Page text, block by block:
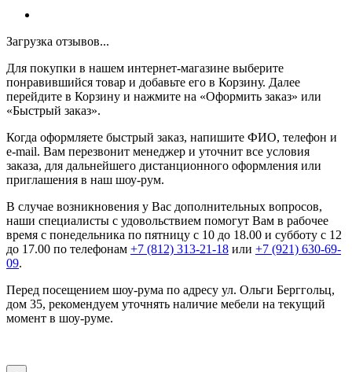
Загрузка отзывов...
Для покупки в нашем интернет-магазине выберите
понравившийся товар и добавьте его в Корзину. Далее
перейдите в Корзину и нажмите на «Оформить заказ» или
«Быстрый заказ».
Когда оформляете быстрый заказ, напишите ФИО, телефон и
e-mail. Вам перезвонит менеджер и уточнит все условия
заказа, для дальнейшего дистанционного оформления или
приглашения в наш шоу-рум.
В случае возникновения у Вас дополнительных вопросов,
наши специалисты с удовольствием помогут Вам в рабочее
время с понедельника по пятницу с 10 до 18.00 и субботу с 12
до 17.00 по телефонам +7 (812) 313-21-18 или +7 (921) 630-69-
09.
Перед посещением шоу-рума по адресу ул. Ольги Берггольц,
дом 35, рекомендуем уточнять наличие мебели на текущий
момент в шоу-руме.